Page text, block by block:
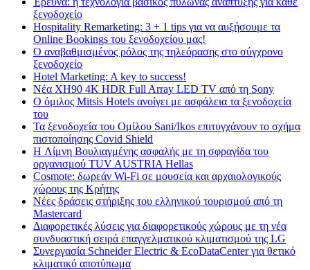
ξενοδοχείο
Hospitality Remarketing: 3 + 1 tips για να αυξήσουμε τα
Online Bookings του ξενοδοχείου μας!
Ο αναβαθμισμένος ρόλος της τηλεόρασης στο σύγχρονο
ξενοδοχείο
Hotel Marketing: A key to success!
Νέα XH90 4K HDR Full Array LED TV από τη Sony
Ο όμιλος Mitsis Hotels ανοίγει με ασφάλεια τα ξενοδοχεία
του
Τα ξενοδοχεία του Ομίλου Sani/Ikos επιτυγχάνουν το σχήμα
πιστοποίησης Covid Shield
H Λίμνη Βουλιαγμένης ασφαλής με τη σφραγίδα του
οργανισμού TUV AUSTRIA Hellas
Cosmote: δωρεάν Wi-Fi σε μουσεία και αρχαιολογικούς
χώρους της Κρήτης
Νέες δράσεις στήριξης του ελληνικού τουρισμού από τη
Mastercard
Διαφορετικές λύσεις για διαφορετικούς χώρους με τη νέα
συνδυαστική σειρά επαγγελματικού κλιματισμού της LG
Συνεργασία Schneider Electric & EcoDataCenter για θετικό
κλιματικό αποτύπωμα